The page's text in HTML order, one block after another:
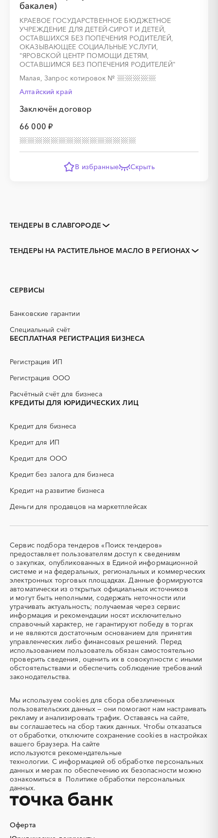
бакалея)
КРАЕВОЕ ГОСУДАРСТВЕННОЕ БЮДЖЕТНОЕ
УЧРЕЖДЕНИЕ ДЛЯ ДЕТЕЙ-СИРОТ И ДЕТЕЙ,
ОСТАВШИХСЯ БЕЗ ПОПЕЧЕНИЯ РОДИТЕЛЕЙ,
ОКАЗЫВАЮЩЕЕ СОЦИАЛЬНЫЕ УСЛУГИ,
"ЯРОВСКОЙ ЦЕНТР ПОМОЩИ ДЕТЯМ,
ОСТАВШИМСЯ БЕЗ ПОПЕЧЕНИЯ РОДИТЕЛЕЙ"
Малая, Запрос котировок №
Алтайский край
Заключён договор
66 000 ₽
В избранные Скрыть
ТЕНДЕРЫ В СЛАВГОРОДЕ
Тендеры заводов
1С
PR
АЭС
активные добавки)
ЖБИ
ИБП
КИП (контрольно-
КТП
ОКР (опытно-
конструкторские работы)
ПГС (песчано-гравийная
смесь)
СВО
СКС (структурированные
СКУД
СОЖ (смазочно-
ТЭН
(Теплоэлектронагреватель)
УДС (установки
депарафинизации скважин)
УКПГ
ЯТЭК
Аварийные работы
Авиаперевозка
Авиационные работы
Авиационные работы
вертолетами
Автобус
Автовозы
Автогрейдер
Автозапчасти
Автоматизация
Автомобили
Автомобильные весы
Авторский надзор
Автотранспорт
Автоцистерны пожарные
Адсорбенты
Акварель
Аквариумы
Аккумуляторы
Алкогольная продукция
Алмазное бурение
Алмазная резка
Алюминиевые
конструкции
Алюминий
Аммоний
Ангар
Антенны
Антискалант
Аппараты воздушного
Аренда автобусов
ТЕНДЕРЫ НА РАСТИТЕЛЬНОЕ МАСЛО В РЕГИОНАХ
Камень-на-Оби
СЕРВИСЫ
Банковские гарантии
Специальный счёт
БЕСПЛАТНАЯ РЕГИСТРАЦИЯ БИЗНЕСА
Регистрация ИП
Регистрация ООО
Расчётный счёт для бизнеса
КРЕДИТЫ ДЛЯ ЮРИДИЧЕСКИХ ЛИЦ
Кредит для бизнеса
Кредит для ИП
Кредит для ООО
Кредит без залога для бизнеса
Кредит на развитие бизнеса
Деньги для продавцов на маркетплейсах
Оферта
Сервис подбора тендеров «Поиск тендеров»
предоставляет пользователям доступ к сведениям
о закупках, опубликованных в Единой информационной
системе и на федеральных, региональных и коммерческих
электронных торговых площадках. Данные формируются
автоматически из открытых официальных источников
и могут быть неполными, содержать неточности или
утрачивать актуальность; получаемая через сервис
информация и рекомендации носят исключительно
справочный характер, не гарантируют победу в торгах
и не являются достаточным основанием для принятия
управленческих либо финансовых решений. Перед
использованием пользователь обязан самостоятельно
проверить сведения, оценить их в совокупности с иными
обстоятельствами и обеспечить соблюдение требований
законодательства.
Мы используем cookies для сбора обезличенных
пользовательских данных — они помогают нам настраивать
рекламу и анализировать трафик. Оставаясь на сайте,
вы соглашаетесь на сбор таких данных. Чтобы отказаться
от обработки, отключите сохранение cookies в настройках
вашего браузера. На сайте
используются рекомендательные
технологии. С информацией об обработке персональных
данных и мерах по обеспечению их безопасности можно
ознакомиться в Политике обработки персональных
данных.